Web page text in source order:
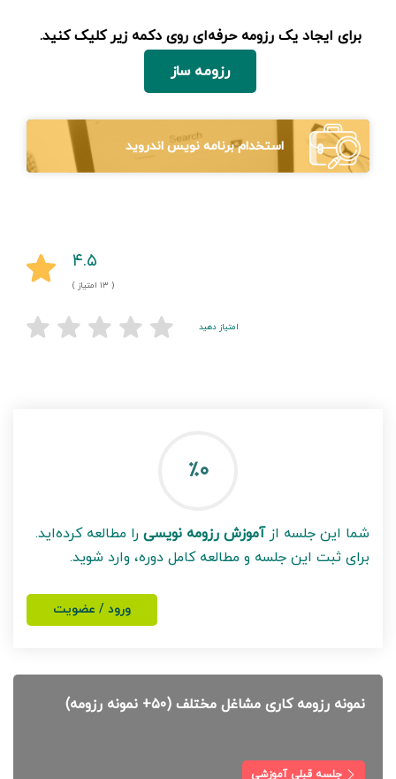
برای ایجاد یک رزومه حرفه‌ای روی دکمه زیر کلیک کنید.
رزومه ساز
استخدام برنامه نویس اندروید
۴.۵
( ۱۳ امتیاز )
امتیاز دهید
٪۰
شما این جلسه ازآموزش رزومه نویسی را مطالعه کرده‌اید.
برای ثبت این جلسه و مطالعه کامل دوره، وارد شوید.
ورود / عضویت
نمونه رزومه کاری مشاغل مختلف (۵۰+ نمونه رزومه)
جلسه قبلی آموزشی